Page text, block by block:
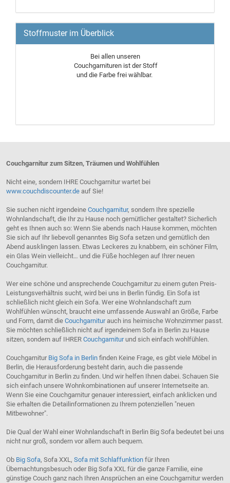
Stoffmuster im Überblick
Bei allen unseren
Couchgarnituren ist der Stoff
und die Farbe frei wählbar.
Couchgarnitur zum Sitzen, Träumen und Wohlfühlen
Nicht eine, sondern IHRE Couchgarnitur wartet bei
www.couchdiscounter.deauf Sie!
Sie suchen nicht irgendeine Couchgarnitur, sondern Ihre spezielle
Wohnlandschaft, die Ihr zu Hause noch gemütlicher gestaltet? Sicherlich
geht es Ihnen auch so: Wenn Sie abends nach Hause kommen, möchten
Sie sich auf Ihr liebevoll genanntes Big Sofa setzen und gemütlich den
Abend ausklingen lassen. Etwas Leckeres zu knabbern, ein schöner Film,
ein Glas Wein vielleicht… und die Füße hochlegen auf Ihrer neuen
Couchgarnitur.
Wer eine schöne und ansprechende Couchgarnitur zu einem guten Preis-
Leistungsverhältnis sucht, wird bei uns in Berlin fündig. Ein Sofa ist
schließlich nicht gleich ein Sofa. Wer eine Wohnlandschaft zum
Wohlfühlen wünscht, braucht eine umfassende Auswahl an Größe, Farbe
und Form, damit die Couchgarniturauch ins heimische Wohnzimmer passt.
Sie möchten schließlich nicht auf irgendeinem Sofa in Berlin zu Hause
sitzen, sondern auf IHRER Couchgarniturund sich einfach wohlfühlen.
Couchgarnitur Big Sofa in Berlinfinden Keine Frage, es gibt viele Möbel in
Berlin, die Herausforderung besteht darin, auch die passende
Couchgarnitur in Berlin zu finden. Und wir helfen Ihnen dabei. Schauen Sie
sich einfach unsere Wohnkombinationen auf unserer Internetseite an.
Wenn Sie eine Couchgarnitur genauer interessiert, einfach anklicken und
Sie erhalten die Detailinformationen zu Ihrem potenziellen "neuen
Mitbewohner".
Die Qual der Wahl einer Wohnlandschaft in Berlin Big Sofa bedeutet bei uns
nicht nur groß, sondern vor allem auch bequem.
Ob Big Sofa, Sofa XXL, Sofa mit Schlaffunktionfür Ihren
Übernachtungsbesuch oder Big Sofa XXL für die ganze Familie, eine
günstige Couch ganz nach Ihren Ansprüchen an eine Couchgarnitur werden